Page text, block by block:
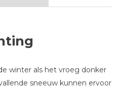
winter als het vroeg donker
sneeuw kunnen ervoor